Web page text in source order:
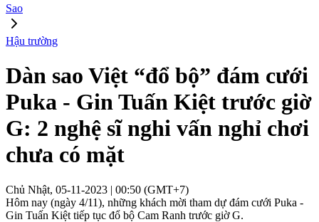
Sao
Hậu trường
Dàn sao Việt “đổ bộ” đám cưới
Puka - Gin Tuấn Kiệt trước giờ
G: 2 nghệ sĩ nghi vấn nghỉ chơi
chưa có mặt
Chủ Nhật, 05-11-2023 | 00:50 (GMT+7)
Hôm nay (ngày 4/11), những khách mời tham dự đám cưới Puka -
Gin Tuấn Kiệt tiếp tục đổ bộ Cam Ranh trước giờ G.